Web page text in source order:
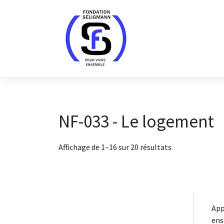
NF-033 - Le logement
Affichage de 1–16 sur 20 résultats